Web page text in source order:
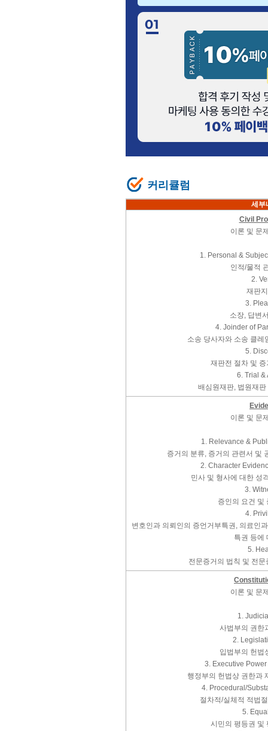
커리큘럼
세부
Civil
이론 및 문
1. Personal &
인적/물적
2.
재판
3.
소장, 답변
4. Joinder of
소송 당사자와 소송 클레
5.
재판전 절차 및
6. Trial &
배심원재판, 법원재
이론 및 문
1. Relevance &
증거의 분류, 증거의 관련서 및
2. Character
민사 및 형사에 대한 성
3.
증인의 요건 및
4.
변호인과 의뢰인의 증언거부특권, 의료인
특권 등에
5.
전문증거의 법칙 및 전
이론 및 문
1.
사법부의 권한
2.
입법부의 헌법
3. Executive
행정부의 헌법상 권한과
4. Procedural/
절차적/실체적 적법
5.
시민의 평등권 및